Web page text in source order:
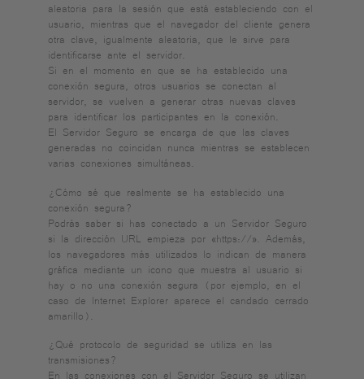
aleatoria para la sesión que está estableciendo con el
usuario, mientras que el navegador del cliente genera
otra clave, igualmente aleatoria, que le sirve para
identificarse ante el servidor.
Si en el momento en que se ha establecido una
conexión segura, otros usuarios se conectan al
servidor, se vuelven a generar otras nuevas claves
para identificar los participantes en la conexión.
El Servidor Seguro se encarga de que las claves
generadas no coincidan nunca mientras se establecen
varias conexiones simultáneas.
¿Cómo sé que realmente se ha establecido una
conexión segura?
Podrás saber si has conectado a un Servidor Seguro
si la dirección URL empieza por «https://». Además,
los navegadores más utilizados lo indican de manera
gráfica mediante un icono que muestra al usuario si
hay o no una conexión segura (por ejemplo, en el
caso de Internet Explorer aparece el candado cerrado
amarillo).
¿Qué protocolo de seguridad se utiliza en las
transmisiones?
En las conexiones con el Servidor Seguro se utilizan